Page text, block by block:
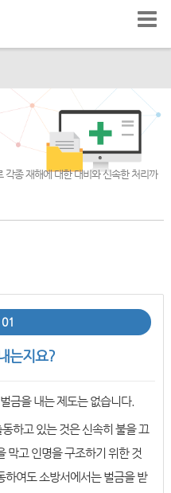
종 재해에 대한 대비와 신속한 처리까
는지요?
금을 내는 제도는 없습니다.
하고 있는 것은 신속히 불을 끄
막고 인명을 구조하기 위한 것
하여도 소방서에서는 벌금을 받